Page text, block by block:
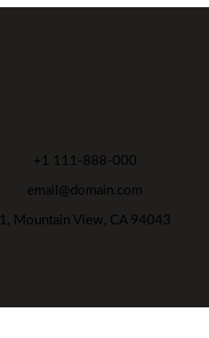
+1 111-888-000
email@domain.com
1, Mountain View, CA 94043